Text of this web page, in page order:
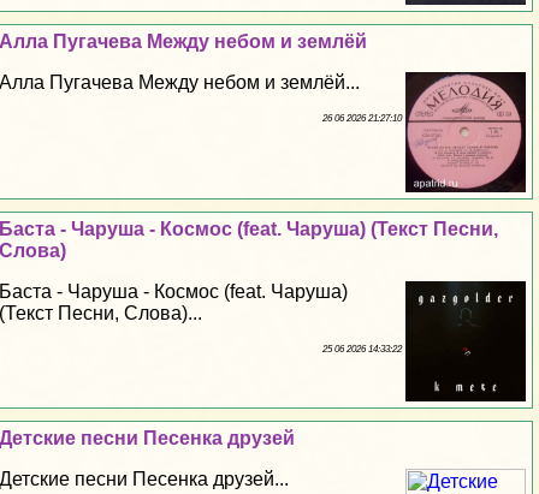
Алла Пугачева Между небом и землёй
Алла Пугачева Между небом и землёй...
26 06 2026 21:27:10
Баста - Чаруша - Космос (feat. Чаруша) (Текст Песни,
Слова)
Баста - Чаруша - Космос (feat. Чаруша)
(Текст Песни, Слова)...
25 06 2026 14:33:22
Детские песни Песенка друзей
Детские песни Песенка друзей...